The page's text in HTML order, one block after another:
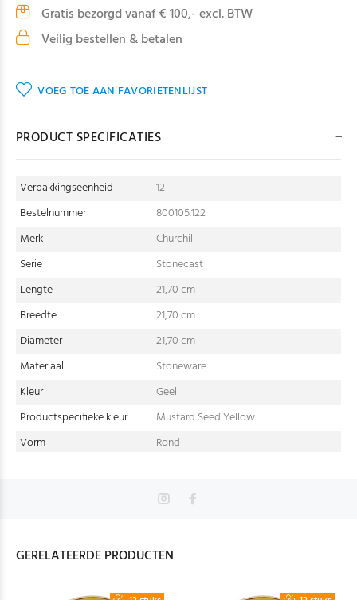
Gratis bezorgd vanaf € 100,- excl. BTW
Veilig bestellen & betalen
VOEG TOE AAN FAVORIETENLIJST
PRODUCT SPECIFICATIES
Verpakkingseenheid
12
Bestelnummer
800105.122
Merk
Churchill
Serie
Stonecast
Lengte
21,70 cm
Breedte
21,70 cm
Diameter
21,70 cm
Materiaal
Stoneware
Kleur
Geel
Productspecifieke kleur
Mustard Seed Yellow
Vorm
Rond
GERELATEERDE PRODUCTEN